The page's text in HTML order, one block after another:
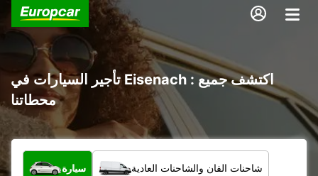
تأجير السيارات في Eisenach : اكتشف جميع
محطاتنا
ما نوع المركبة؟
سيارة شاحنات الفان والشاحنات العادية